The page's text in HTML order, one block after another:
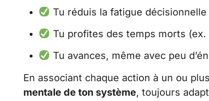
Tu réduis la fatigue
Tu profites des temps morts
Tu avances, même avec peu
En associant chaque action à un ou
mentale de ton système, toujours